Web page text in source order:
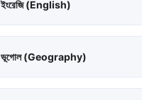
ইংরেজি (English)
ভূগোল (Geography)